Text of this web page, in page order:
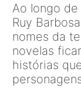
Ao longo
Ruy
nomes da
novelas
histórias